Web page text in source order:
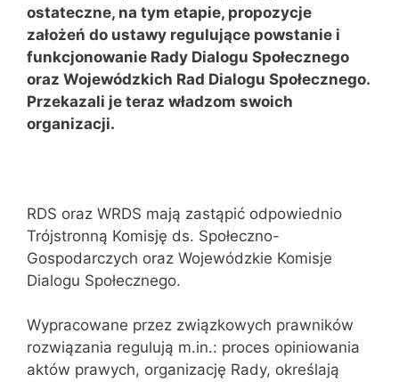
ostateczne, na tym etapie, propozycje
założeń do ustawy regulujące powstanie i
funkcjonowanie Rady Dialogu Społecznego
oraz Wojewódzkich Rad Dialogu Społecznego.
Przekazali je teraz władzom swoich
organizacji.
RDS oraz WRDS mają zastąpić odpowiednio
Trójstronną Komisję ds. Społeczno-
Gospodarczych oraz Wojewódzkie Komisje
Dialogu Społecznego.
Wypracowane przez związkowych prawników
rozwiązania regulują m.in.: proces opiniowania
aktów prawych, organizację Rady, określają